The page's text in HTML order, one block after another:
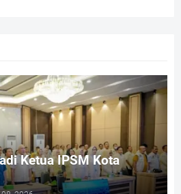
Ketua IPSM Kota